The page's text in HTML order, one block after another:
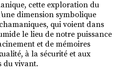
cette exploration du
dimension symbolique
qui voient dans
le lieu de notre puissance
et de mémoires
à la sécurité et aux
du vivant.